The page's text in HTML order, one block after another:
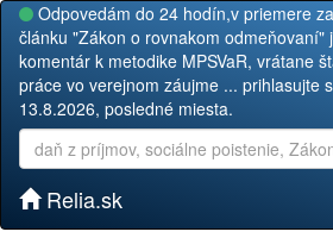
Odpovedám do 24 hodín,v priemere
článku "Zákon o rovnakom odmeňovaní"
komentár k metodike MPSVaR, vrátane
práce vo verejnom záujme ... prihlasujte
13.8.2026, posledné miesta.
Relia.sk